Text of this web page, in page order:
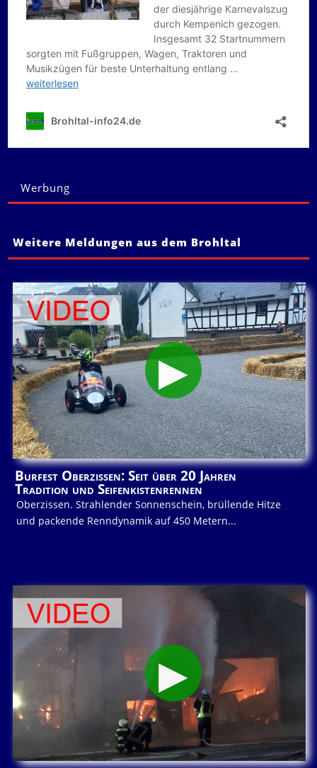
Werbung
Weitere Meldungen aus dem Brohltal
Burfest Oberzissen: Seit über 20 Jahren
Tradition und Seifenkistenrennen
Oberzissen. Strahlender Sonnenschein, brüllende Hitze
und packende Renndynamik auf 450 Metern...